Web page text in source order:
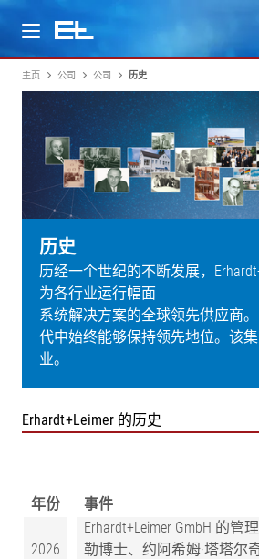
产品
行业
服务
公司
主页 公司 公司 历史
历史
历经一个世纪的不断发展，
为各行业运行幅面
系统解决方案的全球领先供应商
代中始终能够保持领先地位。该
业。
Erhardt+Leimer 的历史
年份 事件
2026
Erhardt+Leimer GmbH 的管
勒博士、约阿希姆·塔塔尔